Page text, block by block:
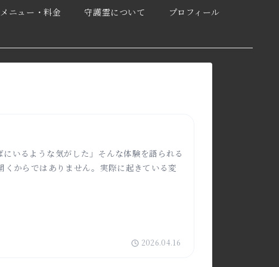
メニュー・料金 守護霊について
プロフィール
いるような気がした」そんな体験を語られる
からではありません。実際に起きている変
2026.04.16